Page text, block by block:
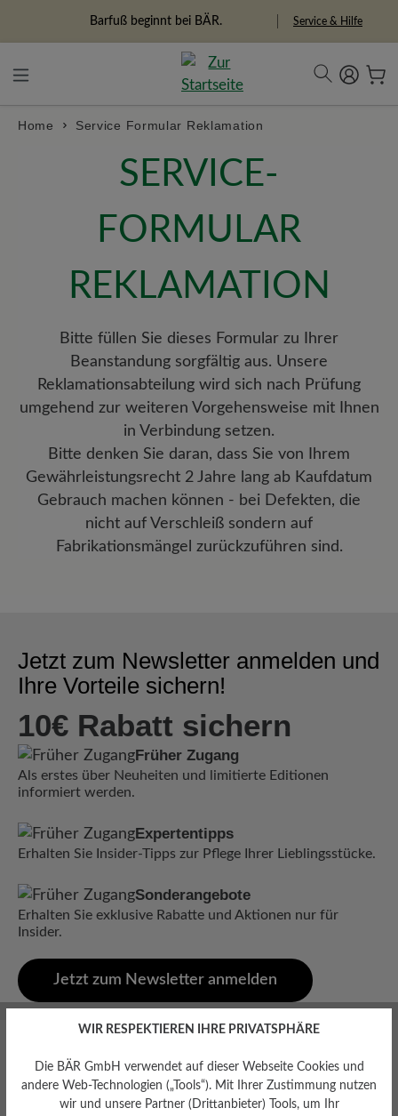
Barfuß beginnt bei BÄR. Service & Hilfe
Home Service Formular Reklamation
SERVICE-
FORMULAR
REKLAMATION
Bitte füllen Sie dieses Formular zu Ihrer
Beanstandung sorgfältig aus. Unsere
Reklamationsabteilung wird sich nach Prüfung
umgehend zur weiteren Vorgehensweise mit Ihnen
in Verbindung setzen.
Bitte denken Sie daran, dass Sie von Ihrem
Gewährleistungsrecht 2 Jahre lang ab Kaufdatum
Gebrauch machen können - bei Defekten, die
nicht auf Verschleiß sondern auf
Fabrikationsmängel zurückzuführen sind.
Jetzt zum Newsletter anmelden und
Ihre Vorteile sichern!
10€ Rabatt sichern
Früher Zugang
Als erstes über Neuheiten und limitierte Editionen
informiert werden.
Expertentipps
Erhalten Sie Insider-Tipps zur Pflege Ihrer Lieblingsstücke.
Sonderangebote
Erhalten Sie exklusive Rabatte und Aktionen nur für
Insider.
Jetzt zum Newsletter anmelden
WIR RESPEKTIEREN IHRE PRIVATSPHÄRE
Die BÄR GmbH verwendet auf dieser Webseite Cookies und
andere Web-Technologien („Tools“). Mit Ihrer Zustimmung nutzen
wir und unsere Partner (Drittanbieter) Tools, um Ihr